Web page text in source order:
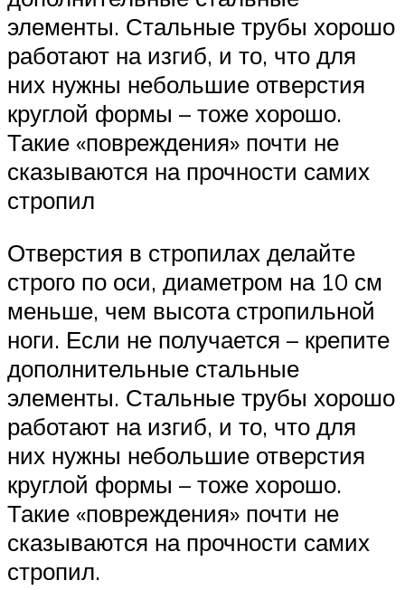
элементы. Стальные трубы хорошо
работают на изгиб, и то, что для
них нужны небольшие отверстия
круглой формы – тоже хорошо.
Такие «повреждения» почти не
сказываются на прочности самих
стропил
Отверстия в стропилах делайте
строго по оси, диаметром на 10 см
меньше, чем высота стропильной
ноги. Если не получается – крепите
дополнительные стальные
элементы. Стальные трубы хорошо
работают на изгиб, и то, что для
них нужны небольшие отверстия
круглой формы – тоже хорошо.
Такие «повреждения» почти не
сказываются на прочности самих
стропил.